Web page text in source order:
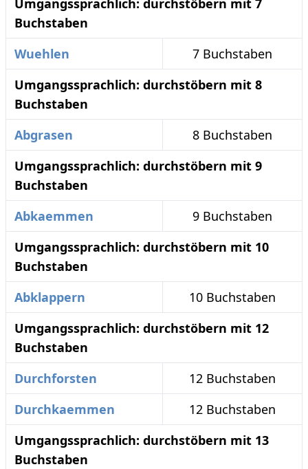
Umgangssprachlich: durchstöbern mit 7
Buchstaben
Wuehlen
7 Buchstaben
Umgangssprachlich: durchstöbern mit 8
Buchstaben
Abgrasen
8 Buchstaben
Umgangssprachlich: durchstöbern mit 9
Buchstaben
Abkaemmen
9 Buchstaben
Umgangssprachlich: durchstöbern mit 10
Buchstaben
Abklappern
10 Buchstaben
Umgangssprachlich: durchstöbern mit 12
Buchstaben
Durchforsten
12 Buchstaben
Durchkaemmen
12 Buchstaben
Umgangssprachlich: durchstöbern mit 13
Buchstaben